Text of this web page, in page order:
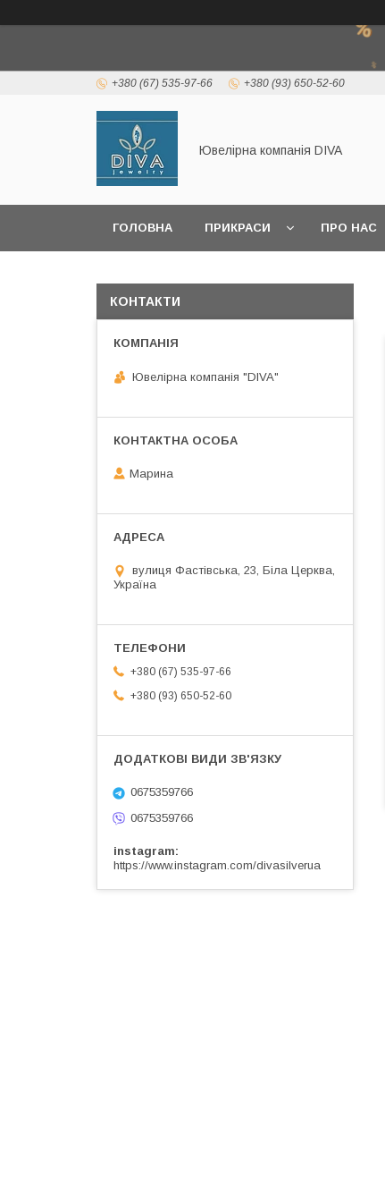
+380 (67) 535-97-66 +380 (93) 650-52-60
Ювелірна компанія DIVA
ГОЛОВНА ПРИКРАСИ ПРО НАС
КОНТАКТИ
Ювелірна компанія "DIVA"
Марина
вулиця Фастівська, 23, Біла Церква,
Україна
+380 (67) 535-97-66
+380 (93) 650-52-60
0675359766
0675359766
instagram
https://www.instagram.com/divasilverua